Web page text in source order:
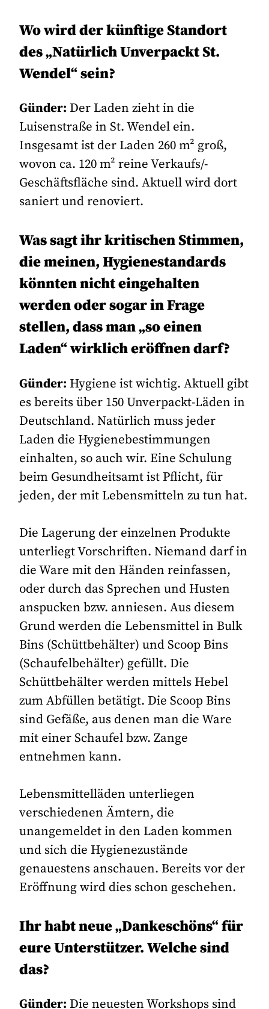
Wo wird der künftige Standort
des „Natürlich Unverpackt St.
Wendel“ sein?
Günder: Der Laden zieht in die
Luisenstraße in St. Wendel ein.
Insgesamt ist der Laden 260 m² groß,
wovon ca. 120 m² reine Verkaufs/-
Geschäftsfläche sind. Aktuell wird dort
saniert und renoviert.
Was sagt ihr kritischen Stimmen,
die meinen, Hygienestandards
könnten nicht eingehalten
werden oder sogar in Frage
stellen, dass man „so einen
Laden“ wirklich eröffnen darf?
Günder: Hygiene ist wichtig. Aktuell gibt
es bereits über 150 Unverpackt-Läden in
Deutschland. Natürlich muss jeder
Laden die Hygienebestimmungen
einhalten, so auch wir. Eine Schulung
beim Gesundheitsamt ist Pflicht, für
jeden, der mit Lebensmitteln zu tun hat.
Die Lagerung der einzelnen Produkte
unterliegt Vorschriften. Niemand darf in
die Ware mit den Händen reinfassen,
oder durch das Sprechen und Husten
anspucken bzw. anniesen. Aus diesem
Grund werden die Lebensmittel in Bulk
Bins (Schüttbehälter) und Scoop Bins
(Schaufelbehälter) gefüllt. Die
Schüttbehälter werden mittels Hebel
zum Abfüllen betätigt. Die Scoop Bins
sind Gefäße, aus denen man die Ware
mit einer Schaufel bzw. Zange
entnehmen kann.
Lebensmittelläden unterliegen
verschiedenen Ämtern, die
unangemeldet in den Laden kommen
und sich die Hygienezustände
genauestens anschauen. Bereits vor der
Eröffnung wird dies schon geschehen.
Ihr habt neue „Dankeschöns“ für
eure Unterstützer. Welche sind
das?
Günder: Die neuesten Workshops sind